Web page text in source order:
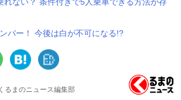
バー！ 今後は白が不可になる!?
るまのニュース編集部